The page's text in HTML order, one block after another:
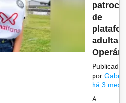
de
adulta
Publicado
por
há 3
A